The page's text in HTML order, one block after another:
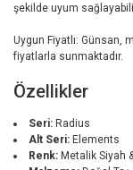
şekilde uyum
Uygun Fiyatlı: Günsan,
fiyatlarla sunmaktadır.
Özellikler
Seri: Radius
Alt Seri: Elements
Renk: Metalik Siyah